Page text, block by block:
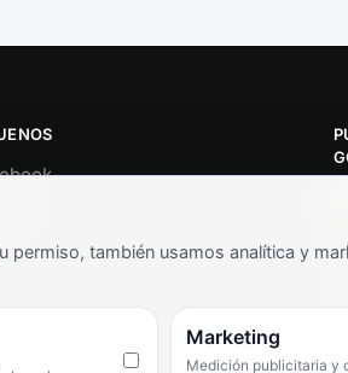
también usamos analítica y
Marketing
Medición publicitaria y